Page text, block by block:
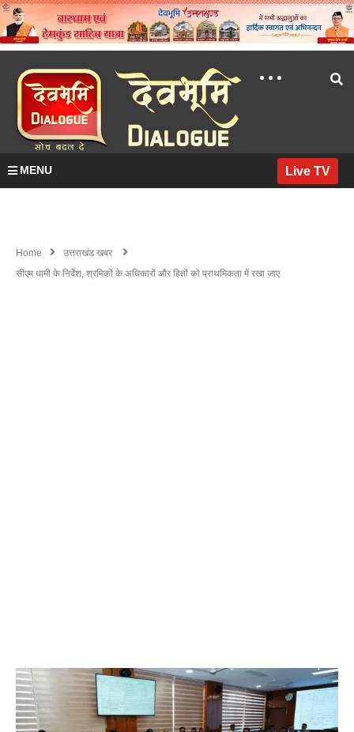
MENU Live TV
Home
उत्तराखंड खबर
सीएम धामी के निर्देश, श्रमिकों के अधिकारों और हितों को प्राथमिकता में रखा जाए